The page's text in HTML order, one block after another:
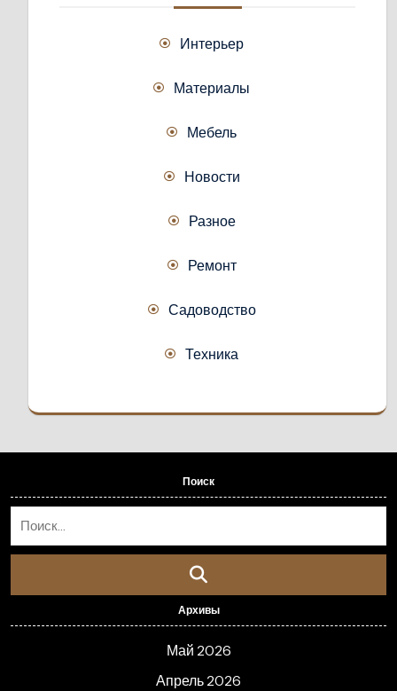
Интерьер
Материалы
Мебель
Новости
Разное
Ремонт
Садоводство
Техника
Поиск
Архивы
Май 2026
Апрель 2026